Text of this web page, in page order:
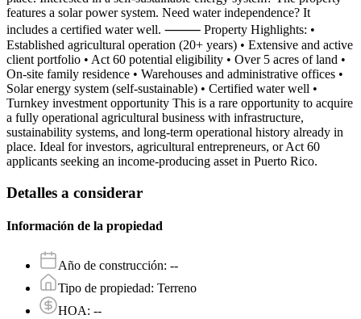
features a solar power system. Need water independence? It
includes a certified water well. ⸻ Property Highlights: •
Established agricultural operation (20+ years) • Extensive and active
client portfolio • Act 60 potential eligibility • Over 5 acres of land •
On-site family residence • Warehouses and administrative offices •
Solar energy system (self-sustainable) • Certified water well •
Turnkey investment opportunity This is a rare opportunity to acquire
a fully operational agricultural business with infrastructure,
sustainability systems, and long-term operational history already in
place. Ideal for investors, agricultural entrepreneurs, or Act 60
applicants seeking an income-producing asset in Puerto Rico.
Detalles a considerar
Información de la propiedad
Año de construcción: --
Tipo de propiedad: Terreno
HOA: --